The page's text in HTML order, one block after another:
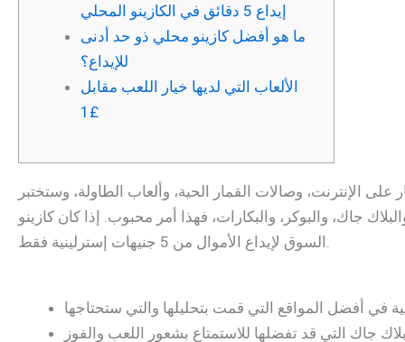
إيداع 5 دقائق في الكازينو المحلي
ما هو أفضل كازينو محلي ذو حد أدنى
للإيداع؟
الألعاب التي لديها خيار اللعب مقابل
£1
جاك، والبوكر، والبكارات، فهذا أمر محبوب. إذا كان كازينو Zodiac هو ملك الكازينوهات التي تودع 1 جنيه إسترليني، فإن مواقع الويب الشقيقة له تشرع
السوق لإيداع الأموال من 5 جنيهات إسترلينية فقط.